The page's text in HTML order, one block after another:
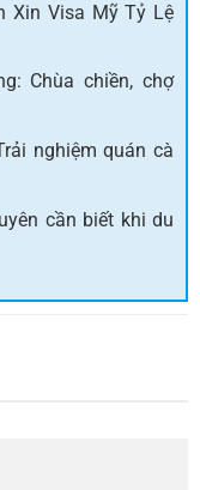
Xin Visa Mỹ Tỷ Lệ
Chùa chiền, chợ
nghiệm quán cà
cần biết khi du